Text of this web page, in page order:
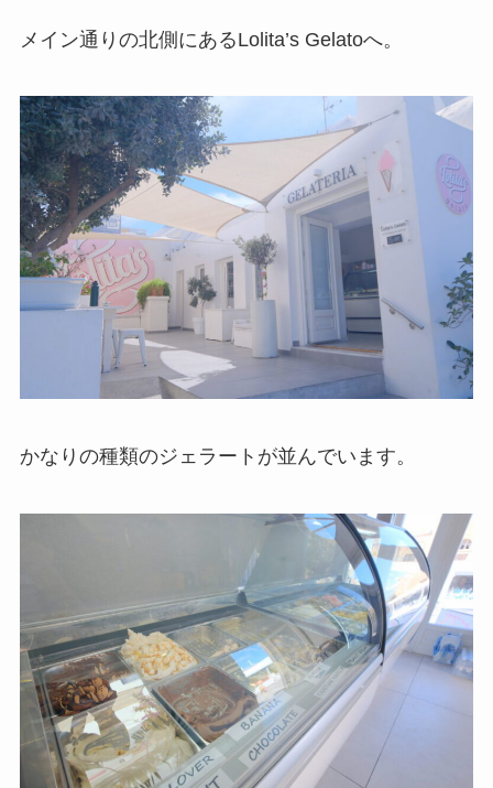
メイン通りの北側にあるLolita’s Gelatoへ。
かなりの種類のジェラートが並んでいます。